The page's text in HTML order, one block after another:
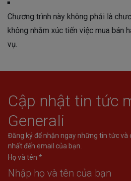
Chương trình này không phải là
không nhằm xúc tiến việc mua bán
vụ.
Cập nhật tin tức
Generali
Đăng ký để nhận ngay những tin tức và
nhất đến email của bạn.
Họ và tên *